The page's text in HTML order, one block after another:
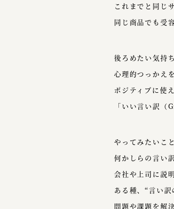
これまでと同じ
同じ商品でも受
後ろめたい気持
心理的つっかえ
ポジティブに使
「いい言い訳
やってみたいこ
何かしらの言い
会社や上司に説
ある種、“言い
問題や課題を解